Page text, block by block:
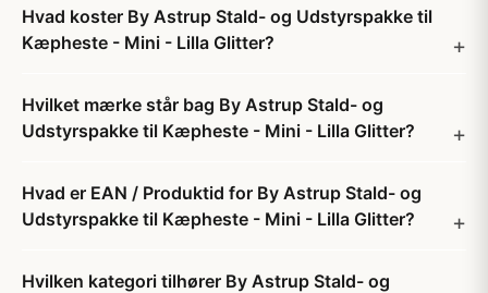
Hvad koster By Astrup Stald- og Udstyrspakke til
Kæpheste - Mini - Lilla Glitter?
Hvilket mærke står bag By Astrup Stald- og
Udstyrspakke til Kæpheste - Mini - Lilla Glitter?
Hvad er EAN / Produktid for By Astrup Stald- og
Udstyrspakke til Kæpheste - Mini - Lilla Glitter?
Hvilken kategori tilhører By Astrup Stald- og